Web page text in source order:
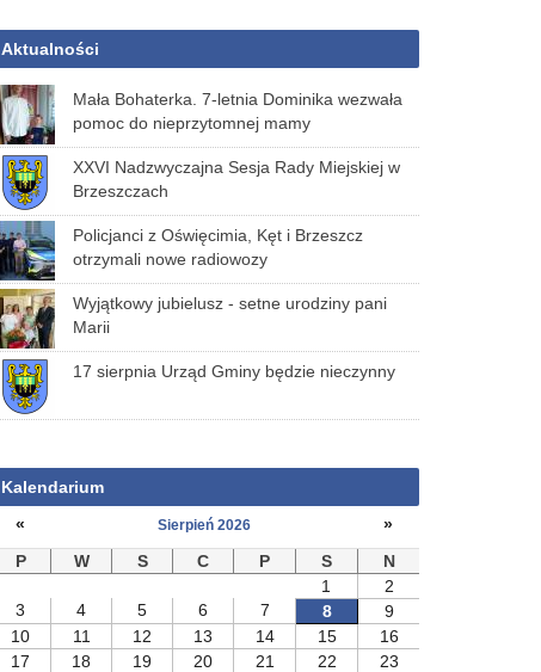
Aktualności
Mała Bohaterka. 7-letnia Dominika wezwała
pomoc do nieprzytomnej mamy
XXVI Nadzwyczajna Sesja Rady Miejskiej w
Brzeszczach
Policjanci z Oświęcimia, Kęt i Brzeszcz
otrzymali nowe radiowozy
Wyjątkowy jubielusz - setne urodziny pani
Marii
17 sierpnia Urząd Gminy będzie nieczynny
Kalendarium
«
Sierpień 2026
»
P
W S C P S
N
1
2
3
4 5 6 7 8
9
10
11 12 13 14 15
16
17
18 19 20 21 22
23